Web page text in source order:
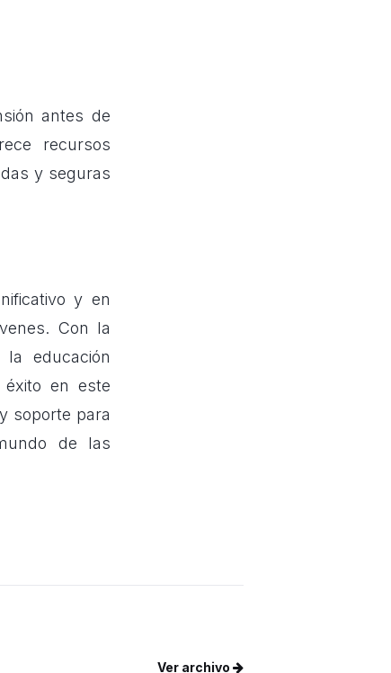
antes de
recursos
y seguras
y en
Con la
educación
en este
soporte para
de las
Ver archivo